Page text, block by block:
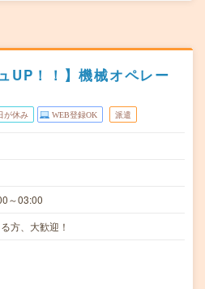
UP！！】機械オペレー
が休み WEB登録OK 派遣
～03:00
方、大歓迎！